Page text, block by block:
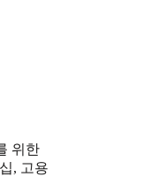
위한
, 고용